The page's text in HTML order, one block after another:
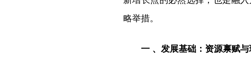
略举措。
一 、发展基础：资源禀赋